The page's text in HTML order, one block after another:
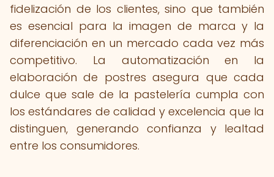
fidelización de los clientes, sino que también
es esencial para la imagen de marca y la
diferenciación en un mercado cada vez más
competitivo. La automatización en la
elaboración de postres asegura que cada
dulce que sale de la pastelería cumpla con
los estándares de calidad y excelencia que la
distinguen, generando confianza y lealtad
entre los consumidores.